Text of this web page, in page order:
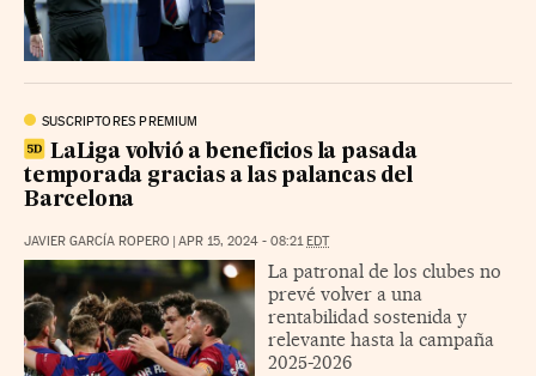
SUSCRIPTORES PREMIUM
LaLiga volvió a beneficios la pasada
temporada gracias a las palancas del
Barcelona
JAVIER GARCÍA ROPERO APR 15, 2024 - 08:21 EDT
La patronal de los clubes no
prevé volver a una
rentabilidad sostenida y
relevante hasta la campaña
2025-2026